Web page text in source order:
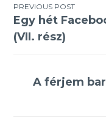
Bejegyzés
navigáció
PREVIOUS POST
Egy hét
(VII. rész)
A férjem